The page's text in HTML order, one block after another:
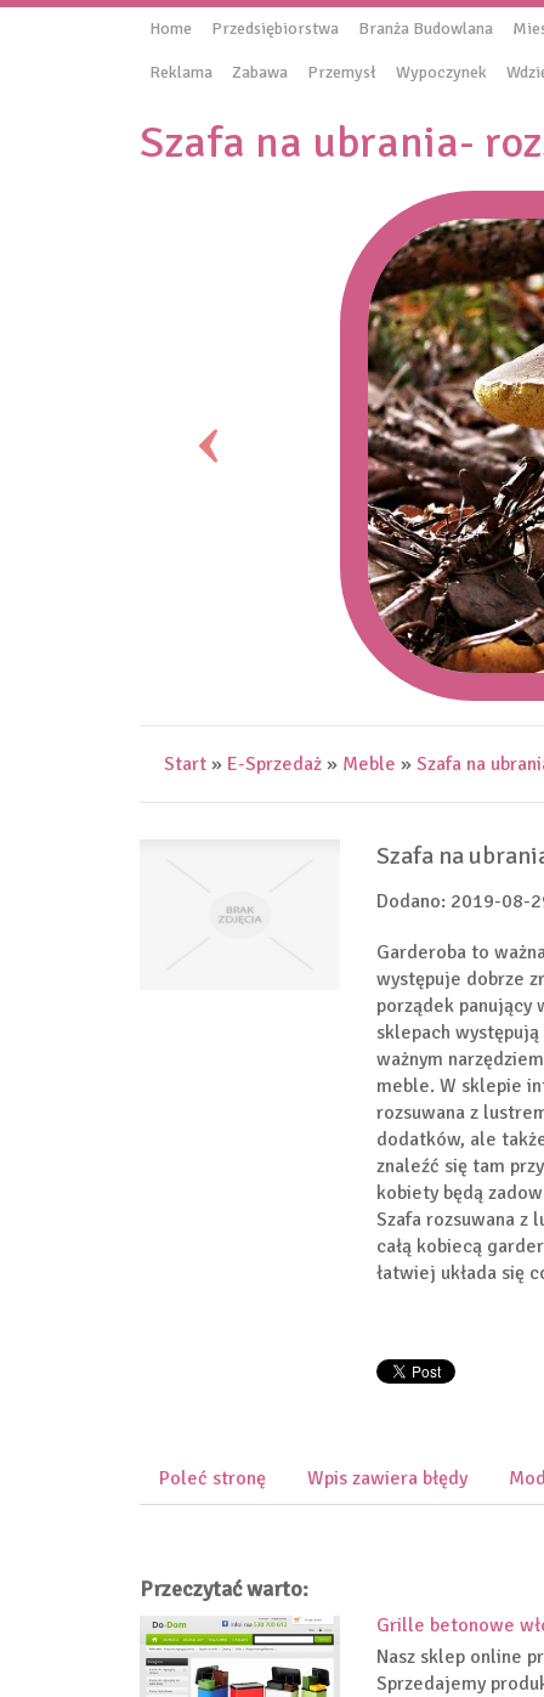
Home Przedsiębiorstwa Branża Budowlana
Reklama Zabawa Przemysł Wypoczynek
Szafa na ubrania-
Start » E-Sprzedaż » Meble » Szafa na
Szafa na
Dodano: 2019-08-
Garderoba to
występuje dobrze
porządek panujący
sklepach
ważnym
meble. W sklepie
rozsuwana z
dodatków, ale
znaleźć się tam
kobiety będą
Szafa rozsuwana z
całą kobiecą
łatwiej układa się
Poleć stronę Wpis zawiera błędy
Przeczytać warto:
Grille betonowe
Nasz sklep online
Sprzedajemy